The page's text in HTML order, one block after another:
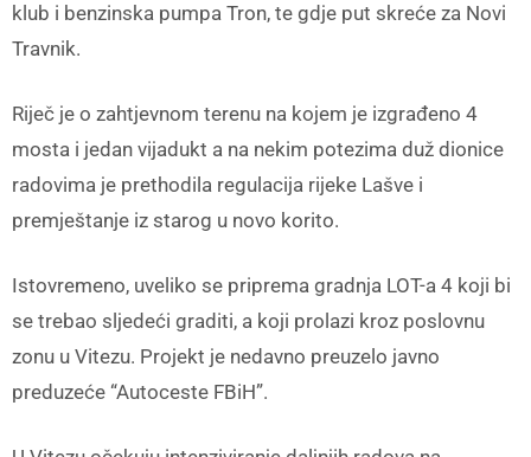
klub i benzinska pumpa Tron, te gdje put skreće za Novi
Travnik.
Riječ je o zahtjevnom terenu na kojem je izgrađeno 4
mosta i jedan vijadukt a na nekim potezima duž dionice
radovima je prethodila regulacija rijeke Lašve i
premještanje iz starog u novo korito.
Istovremeno, uveliko se priprema gradnja LOT-a 4 koji bi
se trebao sljedeći graditi, a koji prolazi kroz poslovnu
zonu u Vitezu. Projekt je nedavno preuzelo javno
preduzeće “Autoceste FBiH”.